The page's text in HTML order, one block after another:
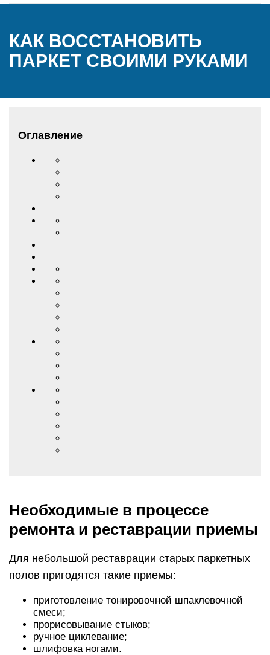
КАК ВОССТАНОВИТЬ
ПАРКЕТ СВОИМИ РУКАМИ
Оглавление
Необходимые в процессе
ремонта и реставрации приемы
Для небольшой реставрации старых паркетных
полов пригодятся такие приемы:
приготовление тонировочной шпаклевочной
смеси;
прорисовывание стыков;
ручное циклевание;
шлифовка ногами.